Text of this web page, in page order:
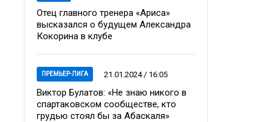
Отец главного тренера «Ариса»
высказался о будущем Александра
Кокорина в клубе
ПРЕМЬЕР-ЛИГА 21.01.2024 / 16:05
Виктор Булатов: «Не знаю никого в
спартаковском сообществе, кто
грудью стоял бы за Абаскаля»